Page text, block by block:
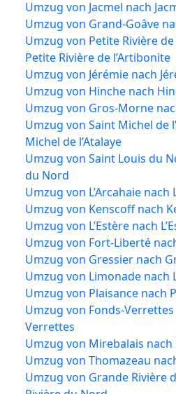
Umzug von Jacmel nach
Umzug von Grand-Goâve
Umzug von Petite Rivière
Petite Rivière de l’Artibonite
Umzug von Jérémie nach
Umzug von Hinche nach
Umzug von Gros-Morne
Umzug von Saint Michel de
Michel de l’Atalaye
Umzug von Saint Louis du
du Nord
Umzug von L’Arcahaie nach
Umzug von Kenscoff nach
Umzug von L’Estère nach
Umzug von Fort-Liberté
Umzug von Gressier nach
Umzug von Limonade nach
Umzug von Plaisance nach
Umzug von Fonds-
Verrettes
Umzug von Mirebalais
Umzug von Thomazeau
Umzug von Grande Rivière